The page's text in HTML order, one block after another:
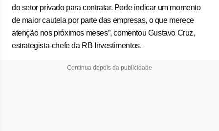
do setor privado para contratar. Pode indicar um momento
de maior cautela por parte das empresas, o que merece
atenção nos próximos meses”, comentou Gustavo Cruz,
estrategista-chefe da RB Investimentos.
Continua depois da publicidade